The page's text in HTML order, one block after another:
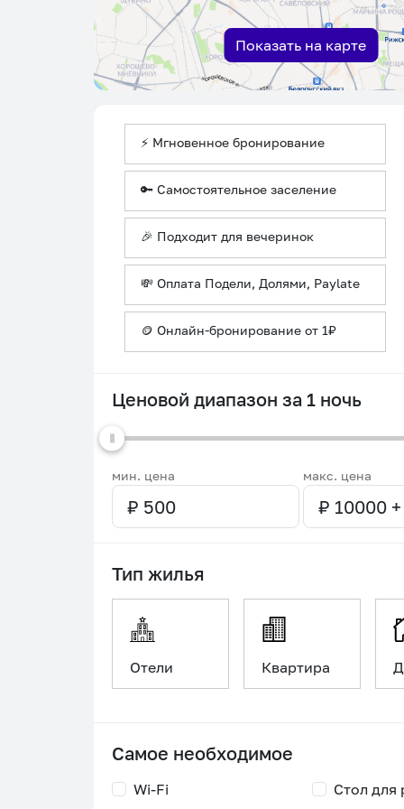
Показать на карте
⚡ Мгновенное бронирование
🔑 Самостоятельное заселение
🎉 Подходит для вечеринок
💸 Оплата Подели, Долями, Paylate
🪙 Онлайн-бронирование от 1₽
Ценовой диапазон за 1 ночь
мин. цена макс. цена
Тип жилья
Отели Квартира
Самое необходимое
Wi-Fi
Стол для